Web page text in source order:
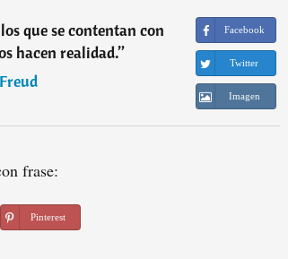
que se contentan con
hacen realidad.”
Facebook
Twitter
Imagen
frase:
Pinterest